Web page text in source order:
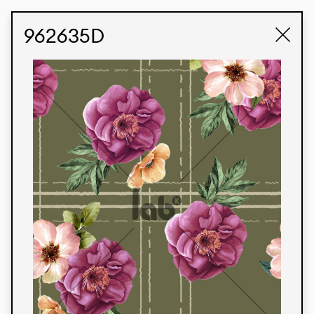
962635D
Produtos
Temos orgulho de expressar nossa identidade
brasileira por meio de nossos tecidos e estampas
personalizadas, trabalhando em colaboração
com nossos clientes e dando vida aos seus
conceitos e criações. Nossa extensa linha de
produtos tem opções para diferentes mercados.
Oferecemos também tecidos ecológicos e
tecnológicos que podem ser acabados em
qualquer cor sólida ou impressão digital.
Cores